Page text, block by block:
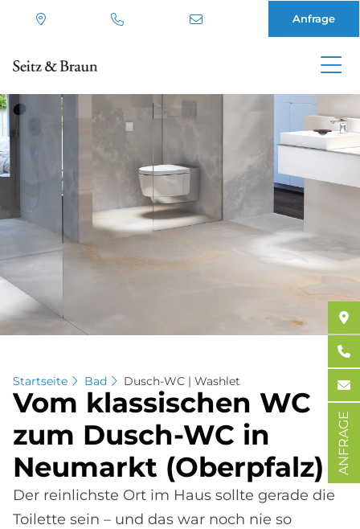
Direkt
zum
Inhalt
Anfrage
Startseite Bad Dusch-WC | Washlet
Vom klas­si­schen WC
zum Dusch-WC in
Neu­mar­kt (Ober­pfalz)
Der reinlichste Ort im Haus sollte gerade die
Toilette sein – und das war noch nie so
ANFRAGE